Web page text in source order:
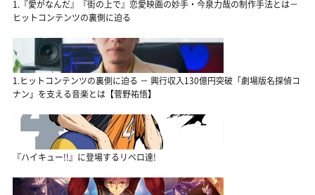
1.『愛がなんだ』『街の上で』恋愛映画の妙手・今泉力哉の制作手法とは－
ヒットコンテンツの裏側に迫る
1.ヒットコンテンツの裏側に迫る － 興行収入130億円突破「劇場版名探偵コ
ナン」を支える音楽とは【菅野祐悟】
『ハイキュー!!』に登場するリベロ達!